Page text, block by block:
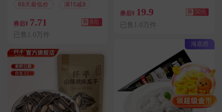
68天最低价 满15减8
券后¥ 7.71 券 8元
已售1.0万件
券后¥ 19.9 券 50元
已售1.0万件
海底捞